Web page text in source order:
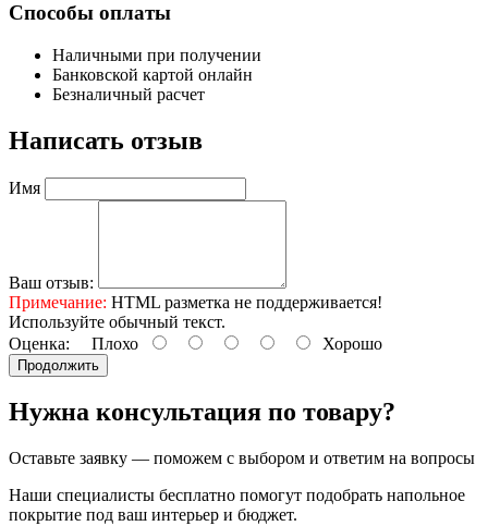
Способы оплаты
Наличными при получении
Банковской картой онлайн
Безналичный расчет
Написать отзыв
Имя
Ваш отзыв:
Примечание: HTML разметка не поддерживается!
Используйте обычный текст.
Оценка: Плохо Хорошо
Продолжить
Нужна консультация по товару?
Оставьте заявку — поможем с выбором и ответим на вопросы
Наши специалисты бесплатно помогут подобрать напольное
покрытие под ваш интерьер и бюджет.